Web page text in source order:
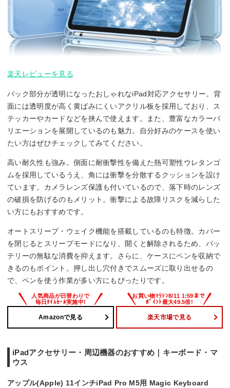
楽天レビューを見る
バック部分が透明になったおしゃれなiPad対応アクセサリー。背
面には透明度が高く黄ばみにくいアクリル板を採用しており、ス
テッカーやカードなどを挟んで使えます。また、豊富なカラーバ
リエーションを展開しているのも魅力。自分好みのケースを使い
たい方はぜひチェックしてみてください。
高い耐久性も強み。側面に耐衝撃性を備えた熱可塑性ウレタンゴ
ムを採用しているうえ、角には衝撃を分散するクッションを設け
ています。カメラレンズ保護も付いているので、落下時のレンズ
の破損を防げるのもメリット。衝撃による故障リスクを減らした
い方にもおすすめです。
オートスリープ・ウェイク機能を搭載しているのも特徴。カバー
を閉じるとスリープモードになり、開くと解除されるため、バッ
テリーの無駄な消費を抑えます。さらに、ケースにペンを収納で
きるのもポイント。押し出し穴付きでスムーズに取り出せるの
で、ペンを使う作業が多い方にもぴったりです。
Amazonで見る 楽天市場で見る
iPadアクセサリー・周辺機器のおすすめ｜キーボード・マ
ウス
アップル(Apple) 11インチiPad Pro M5用 Magic Keyboard